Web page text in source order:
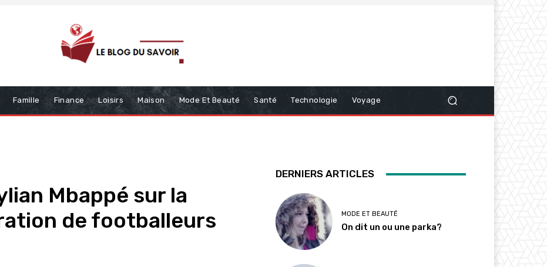
Famille Finance Loisirs Maison Mode Et Beauté Santé Technologie Voyage
Mbappé sur la
de footballeurs
DERNIERS ARTICLES
MODE ET BEAUTÉ
On dit un ou une parka?